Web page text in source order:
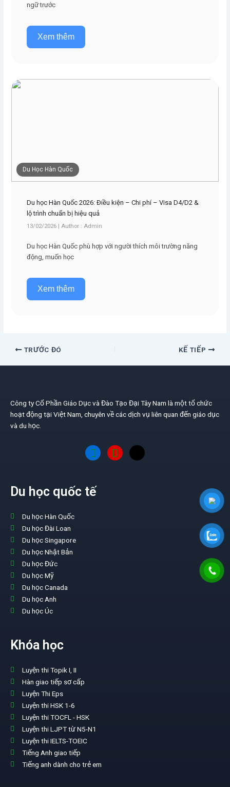
ngữ trước
Xem thêm
Du Học Hàn Quốc
Du học Hàn Quốc 2026: Điều kiện – Chi phí – Visa D4/D2 &
lộ trình chuẩn bị hiệu quả
13/02/2026 | Author : Admin
Du học Hàn Quốc phù hợp với người thích môi trường năng
động, muốn học
Xem thêm
TRƯỚC ĐÓ KẾ TIẾP
Công ty Cổ Phần Giáo Dục và Đào Tạo Đại Tây Nam là một tổ chức
hoạt động tại Việt Nam, chuyên về các dịch vụ liên quan đến giáo dục
và du học.
Du học quốc tế
Du học Hàn Quốc
Du học Đài Loan
Du học Singapore
Du học Nhật Bản
Du học Đức
Du học Mỹ
Du học Canada
Du học Anh
Du học Úc
Khóa học
Luyện thi Topik I, II
Hàn giao tiếp sơ cấp
Luyện Thi Eps
Luyện thi HSK 1-6
Luyện thi TOCFL - HSK
Luyện thi LJPT từ N5-N1
Luyện thi IELTS-TOEIC
Tiếng Anh giao tiếp
Tiếng anh dành cho trẻ em